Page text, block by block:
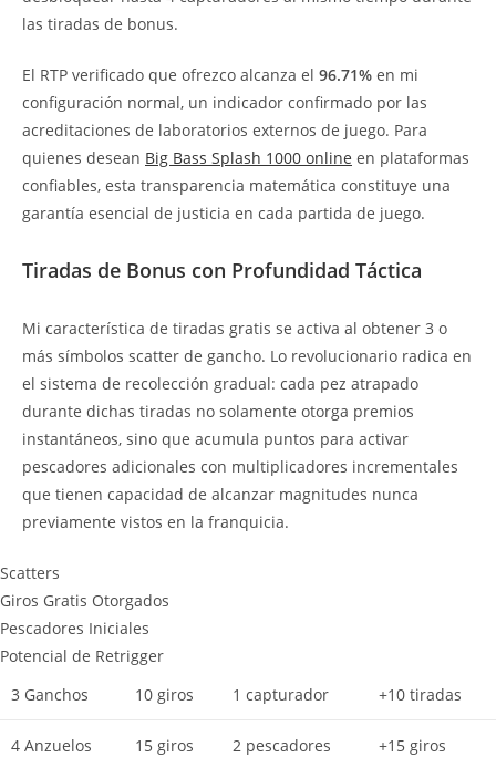
las tiradas de bonus.
El RTP verificado que ofrezco alcanza el 96.71% en mi
configuración normal, un indicador confirmado por las
acreditaciones de laboratorios externos de juego. Para
quienes desean Big Bass Splash 1000 online en plataformas
confiables, esta transparencia matemática constituye una
garantía esencial de justicia en cada partida de juego.
Tiradas de Bonus con Profundidad Táctica
Mi característica de tiradas gratis se activa al obtener 3 o
más símbolos scatter de gancho. Lo revolucionario radica en
el sistema de recolección gradual: cada pez atrapado
durante dichas tiradas no solamente otorga premios
instantáneos, sino que acumula puntos para activar
pescadores adicionales con multiplicadores incrementales
que tienen capacidad de alcanzar magnitudes nunca
previamente vistos en la franquicia.
Scatters
Giros Gratis Otorgados
Pescadores Iniciales
Potencial de Retrigger
3 Ganchos
10 giros 1 capturador +10 tiradas
4 Anzuelos 15 giros 2 pescadores +15 giros